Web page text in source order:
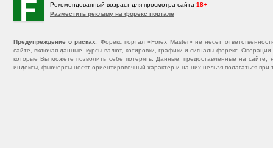
Рекомендованный возраст для просмотра сайта 18+
Разместить рекламу на форекс портале
Предупреждение о рисках : Форекс портал «Forex Master» не несет
сайте, включая данные, курсы валют, котировки, графики и сигналы форекс.
которые Вы можете позволить себе потерять. Данные, предоставленные на
индексы, фьючерсы носят ориентировочный характер и на них нельзя полагаться при